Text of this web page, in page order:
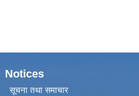
Notices
सूचना तथा समाचार